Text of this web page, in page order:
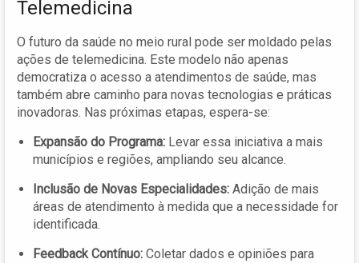
Telemedicina
O futuro da saúde no meio rural pode ser moldado pelas
ações de telemedicina. Este modelo não apenas
democratiza o acesso a atendimentos de saúde, mas
também abre caminho para novas tecnologias e práticas
inovadoras. Nas próximas etapas, espera-se:
Expansão do Programa: Levar essa iniciativa a mais
municípios e regiões, ampliando seu alcance.
Inclusão de Novas Especialidades: Adição de mais
áreas de atendimento à medida que a necessidade for
identificada.
Feedback Contínuo: Coletar dados e opiniões para